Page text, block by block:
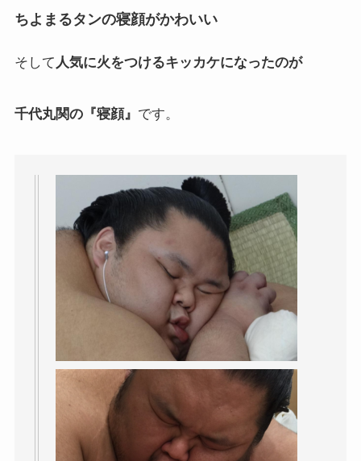
ちよまるタンの寝顔がかわいい
そして 人気に火をつけるキッカケになったのが
千代丸関の『寝顔』 です。